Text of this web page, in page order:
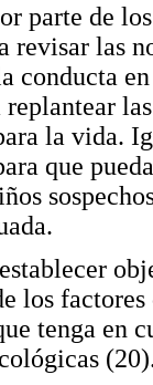
parte de
revisar las
conducta
la vida.
que
los
tenga en